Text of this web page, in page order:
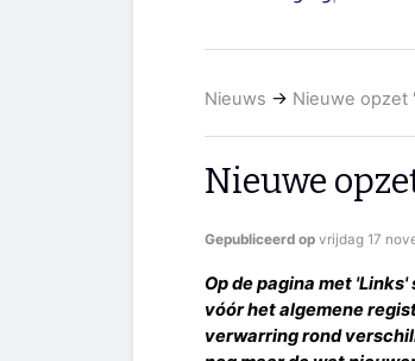
Nieuws → Nieuwe opzet
Nieuwe
Gepubliceerd op vrijdag 17
Op de pagina met
vóór het algemene
verwarring rond